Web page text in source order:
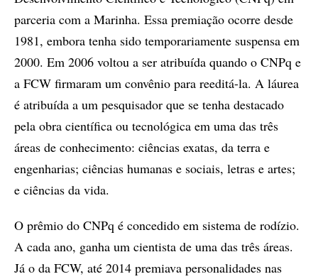
parceria com a Marinha. Essa premiação ocorre desde
1981, embora tenha sido temporariamente suspensa em
2000. Em 2006 voltou a ser atribuída quando o CNPq e
a FCW firmaram um convênio para reeditá-la. A láurea
é atribuída a um pesquisador que se tenha destacado
pela obra científica ou tecnológica em uma das três
áreas de conhecimento: ciências exatas, da terra e
engenharias; ciências humanas e sociais, letras e artes;
e ciências da vida.
O prêmio do CNPq é concedido em sistema de rodízio.
A cada ano, ganha um cientista de uma das três áreas.
Já o da FCW, até 2014 premiava personalidades nas